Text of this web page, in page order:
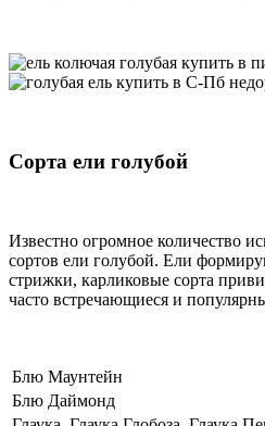
Сорта ели голубой
Известно огромное количество
сортов ели голубой. Ели
стрижки, карликовые сорта
часто встречающиеся и
Блю Маунтейн
Блю Даймонд